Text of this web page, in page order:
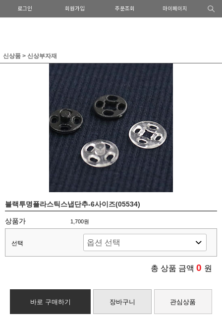
로그인 회원가입 주문조회 마이페이지
신상품 > 신상부자재
블랙투명플라스틱스냅단추-6사이즈(05534)
상품가 1,700원
선택
총 상품 금액 0 원
바로 구매하기 장바구니 관심상품